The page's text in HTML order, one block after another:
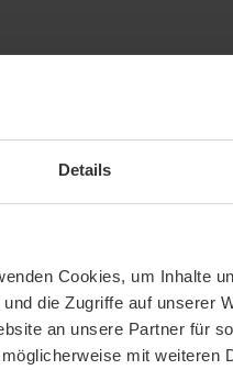
Details
Cookies, um Inhalte
die Zugriffe auf unserer
an unsere Partner für
mit weiteren